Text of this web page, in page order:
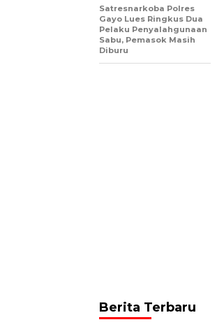
Satresnarkoba Polres
Gayo Lues Ringkus Dua
Pelaku Penyalahgunaan
Sabu, Pemasok Masih
Diburu
Berita Terbaru